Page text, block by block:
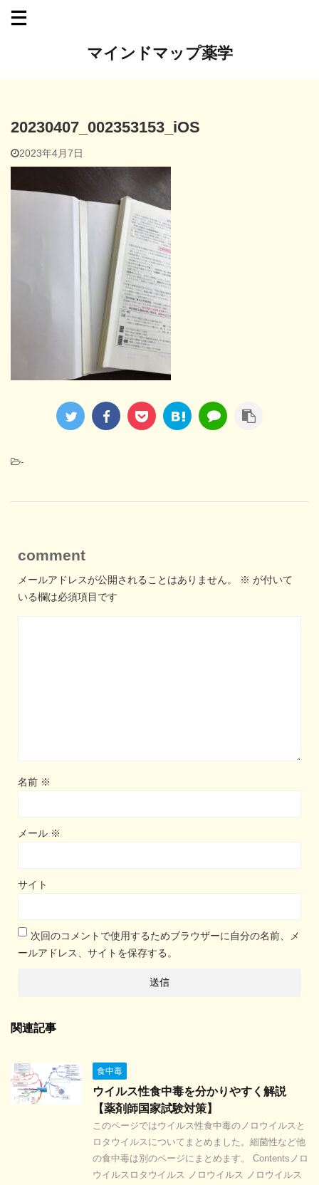
マインドマップ薬学
20230407_002353153_iOS
2023年4月7日
-
comment
メールアドレスが公開されることはありません。 ※ が付いて
いる欄は必須項目です
名前 ※
メール ※
サイト
次回のコメントで使用するためブラウザーに自分の名前、メ
ールアドレス、サイトを保存する。
関連記事
食中毒
ウイルス性食中毒を分かりやすく解説
【薬剤師国家試験対策】
このページではウイルス性食中毒のノロウイルスと
ロタウイルスについてまとめました。細菌性など他
の食中毒は別のページにまとめます。 Contentsノロ
ウイルスロタウイルス ノロウイルス ノロウイルス